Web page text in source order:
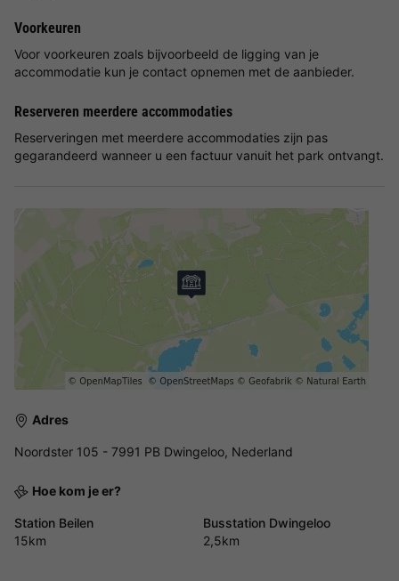
Voorkeuren
Voor voorkeuren zoals bijvoorbeeld de ligging van je
accommodatie kun je contact opnemen met de aanbieder.
Reserveren meerdere accommodaties
Reserveringen met meerdere accommodaties zijn pas
gegarandeerd wanneer u een factuur vanuit het park ontvangt.
Adres
Noordster 105 - 7991 PB Dwingeloo, Nederland
Hoe kom je er?
Station Beilen
15km
Busstation Dwingeloo
2,5km